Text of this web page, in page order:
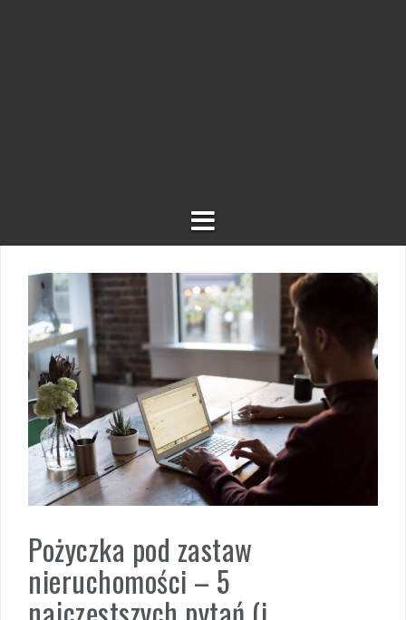
Pożyczka pod zastaw
nieruchomości – 5